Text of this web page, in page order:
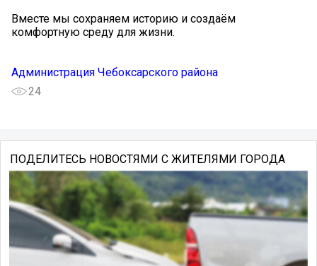
Вместе мы сохраняем историю и создаём
комфортную среду для жизни.
Администрация Чебоксарского района
24
ПОДЕЛИТЕСЬ НОВОСТЯМИ С ЖИТЕЛЯМИ ГОРОДА